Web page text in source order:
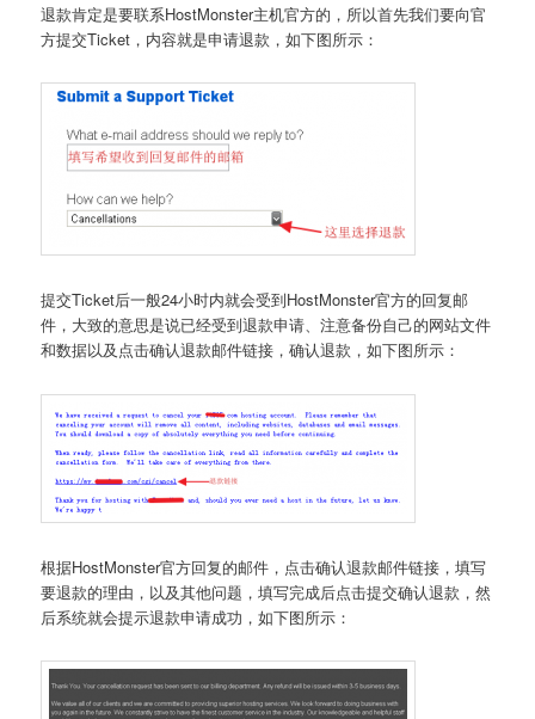
退款肯定是要联系HostMonster主机官方的，所以首先我们要向官
方提交Ticket，内容就是申请退款，如下图所示：
提交Ticket后一般24小时内就会受到HostMonster官方的回复邮
件，大致的意思是说已经受到退款申请、注意备份自己的网站文件
和数据以及点击确认退款邮件链接，确认退款，如下图所示：
根据HostMonster官方回复的邮件，点击确认退款邮件链接，填写
要退款的理由，以及其他问题，填写完成后点击提交确认退款，然
后系统就会提示退款申请成功，如下图所示：